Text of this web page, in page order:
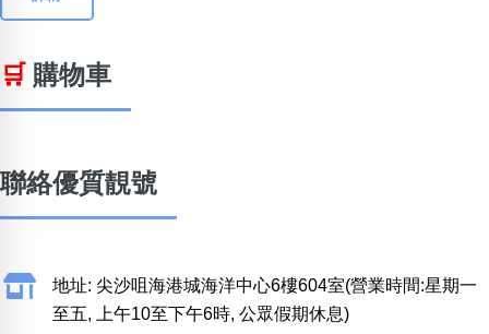
🛒 購物車
聯絡優質靚號
地址: 尖沙咀海港城海洋中心6樓604室(營業時間:星期一
至五, 上午10至下午6時, 公眾假期休息)